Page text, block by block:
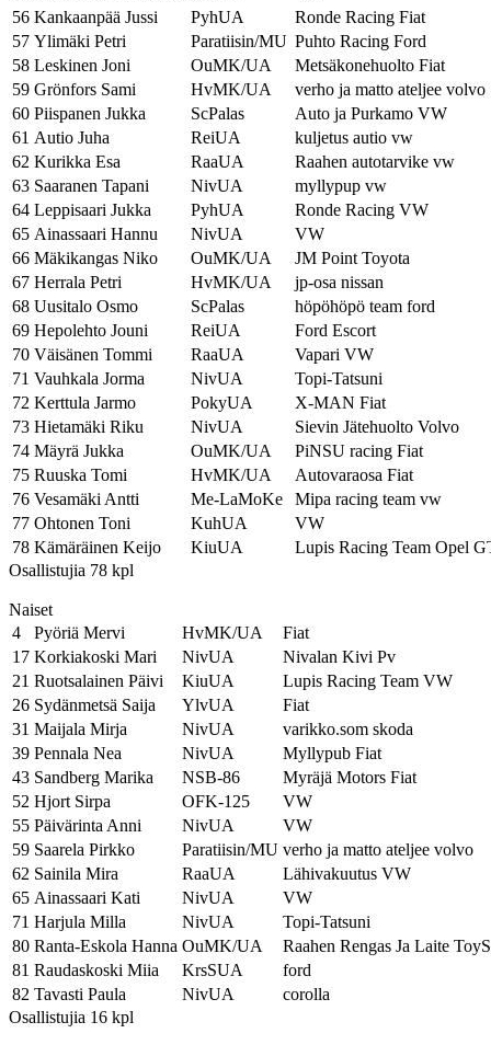
56 Kankaanpää Jussi PyhUA
Ronde Racing Fiat
57 Ylimäki Petri Paratiisin/MU Puhto Racing Ford
58 Leskinen Joni OuMK/UA
Metsäkonehuolto Fiat
59 Grönfors Sami HvMK/UA
verho ja matto ateljee volvo
60 Piispanen Jukka ScPalas
Auto ja Purkamo VW
61 Autio Juha ReiUA
kuljetus autio vw
62 Kurikka Esa RaaUA
Raahen autotarvike vw
63 Saaranen Tapani NivUA
myllypup vw
64 Leppisaari Jukka PyhUA
Ronde Racing VW
65 Ainassaari Hannu NivUA
VW
66 Mäkikangas Niko OuMK/UA
JM Point Toyota
67 Herrala Petri HvMK/UA
jp-osa nissan
68 Uusitalo Osmo ScPalas
höpöhöpö team ford
69 Hepolehto Jouni ReiUA
Ford Escort
70 Väisänen Tommi RaaUA
Vapari VW
71 Vauhkala Jorma NivUA
Topi-Tatsuni
72 Kerttula Jarmo PokyUA
X-MAN Fiat
73 Hietamäki Riku NivUA
Sievin Jätehuolto Volvo
74 Mäyrä Jukka OuMK/UA
PiNSU racing Fiat
75 Ruuska Tomi HvMK/UA
Autovaraosa Fiat
76 Vesamäki Antti Me-LaMoKe
Mipa racing team vw
77 Ohtonen Toni KuhUA
VW
78 Kämäräinen Keijo KiuUA
Lupis Racing Team Opel
Osallistujia 78 kpl
Naiset
4
Pyöriä Mervi HvMK/UA
Fiat
17 Korkiakoski Mari NivUA
Nivalan Kivi Pv
21 Ruotsalainen Päivi KiuUA
Lupis Racing Team VW
26 Sydänmetsä Saija YlvUA
Fiat
31 Maijala Mirja NivUA
varikko.som skoda
39 Pennala Nea NivUA
Myllypub Fiat
43 Sandberg Marika NSB-86
Myräjä Motors Fiat
52 Hjort Sirpa OFK-125
VW
55 Päivärinta Anni NivUA
VW
59 Saarela Pirkko Paratiisin/MU verho ja matto ateljee volvo
62 Sainila Mira RaaUA
Lähivakuutus VW
65 Ainassaari Kati NivUA
VW
71 Harjula Milla NivUA
Topi-Tatsuni
80 Ranta-Eskola Hanna OuMK/UA
Raahen Rengas Ja Laite
81 Raudaskoski Miia KrsSUA
ford
82 Tavasti Paula NivUA
corolla
Osallistujia 16 kpl